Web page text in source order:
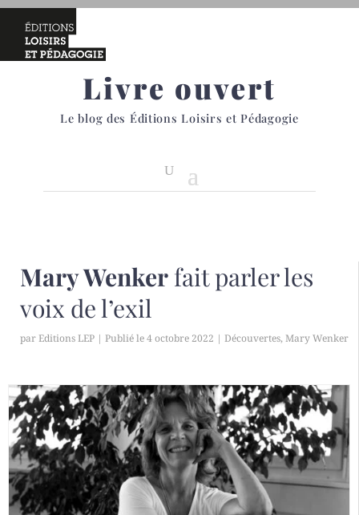
Livre ouvert
Le blog des Éditions Loisirs et Pédagogie
Mary Wenker fait parler les
voix de l’exil
parEditions LEP | 4 octobre 2022 | Découvertes,Mary Wenker